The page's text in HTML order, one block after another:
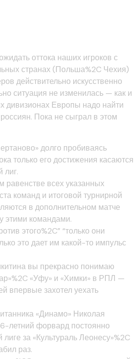
оттока наших игроков с
странах (Польша%2C Чехия)
действительно искусственно
ситуация не изменилась — как и
дивизионах Европы надо найти
Пока не сыграл в этом
долго пробиваясь
только его достижения касаются
лиг.
равенстве всех указанных
команд и итоговой турнирной
в дополнительном матче
этими командами.
этого%2C” “только они
это дает им какой-то импульс
вы прекрасно понимаю
«Уфу» и «Химки» в РПЛ —
впервые захотел уехать
«Динамо» Николая
летний форвард постоянно
лиге за «Культураль Леонесу»%2C
раз.